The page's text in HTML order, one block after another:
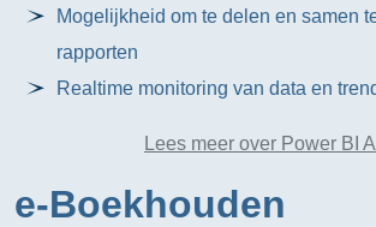
Mogelijkheid om te delen en samen
rapporten
Realtime monitoring van data en
Lees meer over Power BI
e-Boekhouden